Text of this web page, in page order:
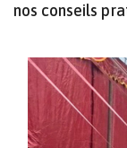
nos conseils